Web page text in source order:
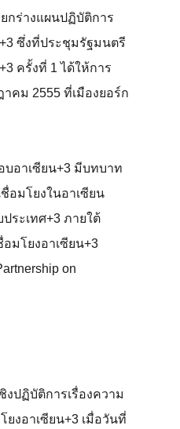
กร่างแผนปฏิบัติการ
ซึ่งที่ประชุมรัฐมนตรี
ครั้งที่ 1 ได้ให้การ
คม 2555 ที่เมืองยอร์ก
บอาเซียน+3 มีบทบาท
อมโยงในอาเซียน
ระเทศ+3 ภายใต้
มโยงอาเซียน+3
on
งปฏิบัติการเรื่องความ
งอาเซียน+3 เมื่อวันที่